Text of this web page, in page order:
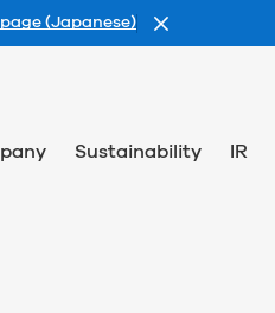
page (Japanese)
Sustainability IR